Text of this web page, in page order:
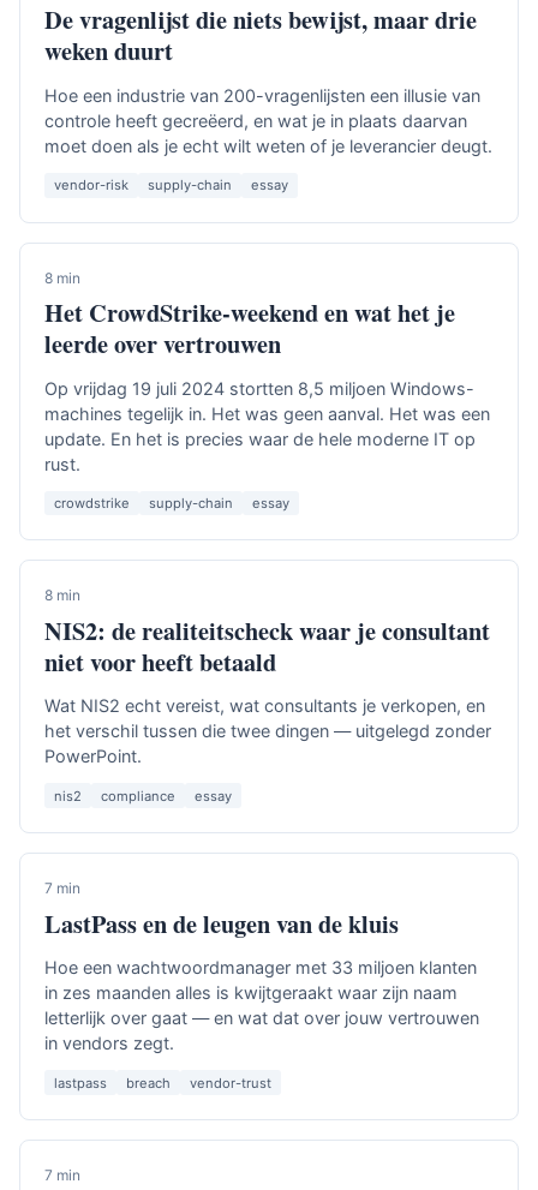
De vragenlijst die niets bewijst, maar drie
weken duurt
Hoe een industrie van 200-vragenlijsten een illusie van
controle heeft gecreëerd, en wat je in plaats daarvan
moet doen als je echt wilt weten of je leverancier deugt.
vendor-risk supply-chain essay
8 min
Het CrowdStrike-weekend en wat het je
leerde over vertrouwen
Op vrijdag 19 juli 2024 stortten 8,5 miljoen Windows-
machines tegelijk in. Het was geen aanval. Het was een
update. En het is precies waar de hele moderne IT op
rust.
crowdstrike supply-chain essay
8 min
NIS2: de realiteitscheck waar je consultant
niet voor heeft betaald
Wat NIS2 echt vereist, wat consultants je verkopen, en
het verschil tussen die twee dingen — uitgelegd zonder
PowerPoint.
nis2 compliance essay
7 min
LastPass en de leugen van de kluis
Hoe een wachtwoordmanager met 33 miljoen klanten
in zes maanden alles is kwijtgeraakt waar zijn naam
letterlijk over gaat — en wat dat over jouw vertrouwen
in vendors zegt.
lastpass breach vendor-trust
7 min